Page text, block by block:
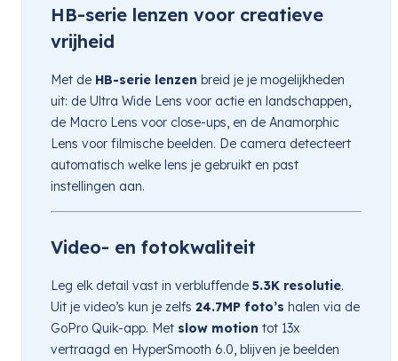
HB-serie lenzen voor creatieve
vrijheid
Met de HB-serie lenzen breid je je mogelijkheden
uit: de Ultra Wide Lens voor actie en landschappen,
de Macro Lens voor close-ups, en de Anamorphic
Lens voor filmische beelden. De camera detecteert
automatisch welke lens je gebruikt en past
instellingen aan.
Video- en fotokwaliteit
Leg elk detail vast in verbluffende 5.3K resolutie.
Uit je video’s kun je zelfs 24.7MP foto’s halen via de
GoPro Quik-app. Met slow motion tot 13x
vertraagd en HyperSmooth 6.0, blijven je beelden